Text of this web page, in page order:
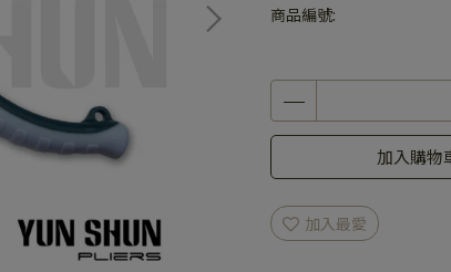
商品編號:
加入購物
加入最愛